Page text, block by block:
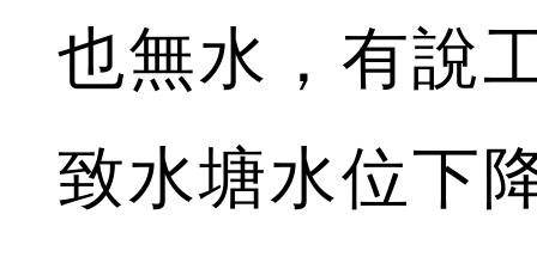
也無水，有說
致水塘水位下